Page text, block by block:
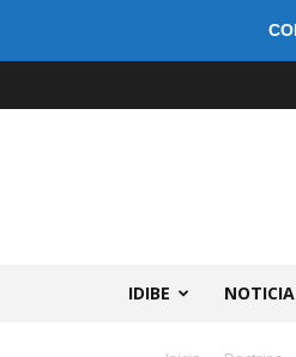
IDIBE